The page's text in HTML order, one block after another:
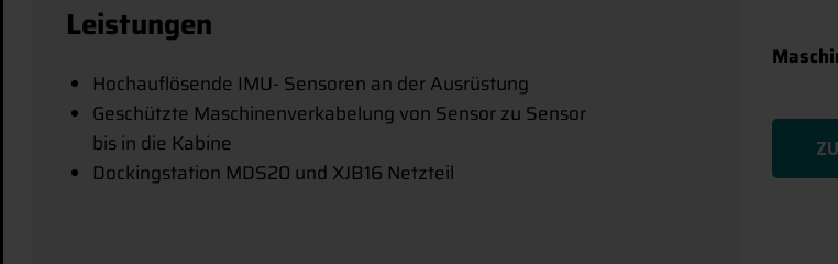
Leistungen
Hochauflösende IMU- Sensoren an der Ausrüstung
Geschützte Maschinenverkabelung von Sensor zu Sensor
bis in die Kabine
Dockingstation MDS20 und XJB16 Netzteil